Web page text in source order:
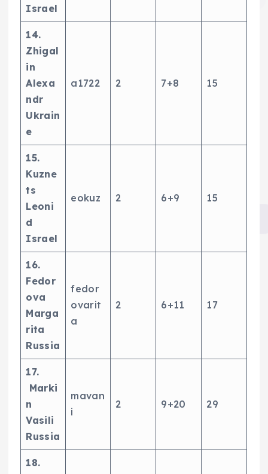
Israel
14.
Zhigal
in
Alexa
ndr
Ukrain
e
a1722 2 7+8 15
15.
Kuzne
ts
Leoni
d
Israel
eokuz 2 6+9 15
16.
Fedor
ova
Marga
rita
Russia
fedor
ovarit
a
2 6+11 17
17.
Marki
n
Vasili
Russia
mavan
i
2 9+20 29
18.